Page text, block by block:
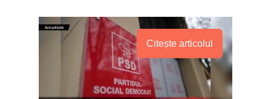
Citește articolul